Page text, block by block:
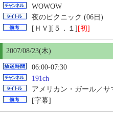
WOWOW
夜のピクニック (06日)
[ＨＶ][５．１] [初]
2007/08/23(木)
06:00-07:30
191ch
アメリカン・ガール／サ
[字幕]